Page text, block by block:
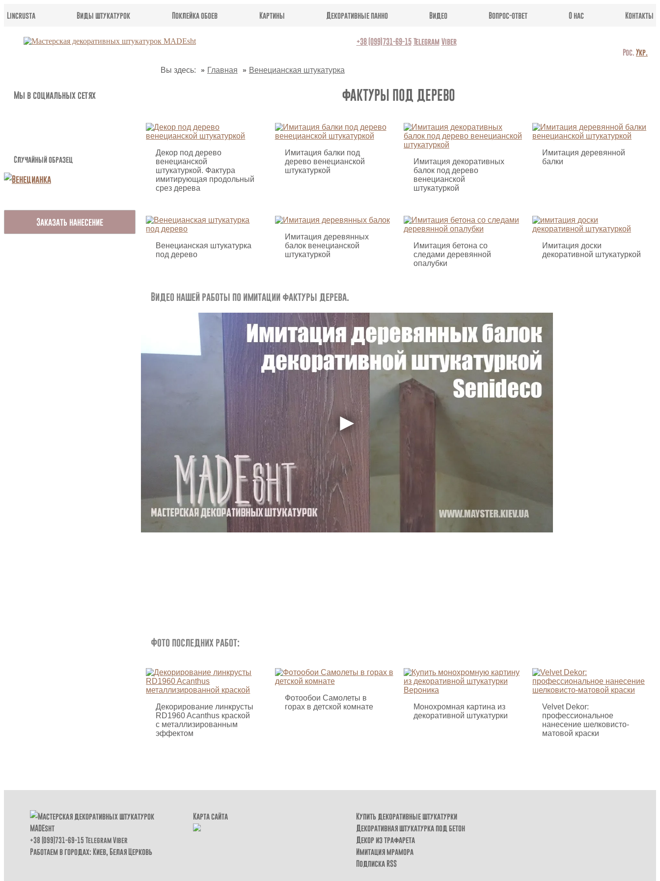
Lincrusta Виды штукатурок Поклейка обоев Картины Декоративные панно Видео Вопрос-ответ О нас Контакты
+38 (099)731-69-15TelegramViber
Вы здесь: Главная Венецианская штукатурка
ФАКТУРЫ ПОД ДЕРЕВО
Декор под дерево
венецианской
штукатуркой. Фактура
имитирующая продольный
срез дерева
Имитация балки под
дерево венецианской
штукатуркой
Имитация декоративных
балок под дерево
венецианской
штукатуркой
Имитация деревянной
балки
Венецианская штукатурка
под дерево
Имитация деревянных
балок венецианской
штукатуркой
Имитация бетона со
следами деревянной
опалубки
Имитация доски
декоративной штукатуркой
Видео нашей работы по имитации фактуры дерева.
Фото последних работ:
Декорирование линкрусты
RD1960 Acanthus краской
с металлизированным
эффектом
Фотообои Самолеты в
горах в детской комнате
Монохромная картина из
декоративной штукатурки
Velvet Dekor:
профессиональное
нанесение шелковисто-
матовой краски
Мы в социальных сетях
Случайный образец
Заказать нанесение
+38 (099)731-69-15 TelegramViber
Работаем в городах: Киев,Белая Церковь
Карта сайта
Купить декоративные штукатурки
Декоративная штукатурка под бетон
Декор из трафарета
Имитация мрамора
Подписка RSS
Рос.Укр.